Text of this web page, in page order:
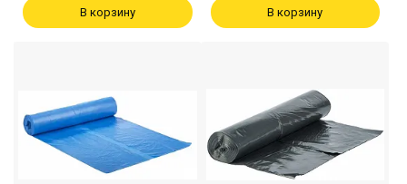
В корзину В корзину